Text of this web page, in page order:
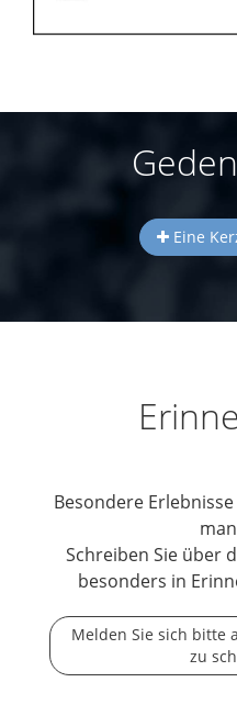
Eine
Besondere
Schreiben Sie über
besonders in
Melden Sie sich bitte
zu